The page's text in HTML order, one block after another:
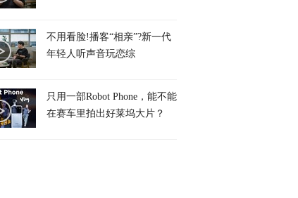
不用看脸!播客“相亲”?新一代
年轻人听声音玩恋综
只用一部Robot Phone，能不能
在赛车里拍出好莱坞大片？